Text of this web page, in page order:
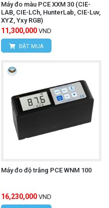
Máy đo màu PCE XXM 30 (CIE-
LAB, CIE-LCh, HunterLab, CIE-Luv,
XYZ, Yxy RGB)
11,300,000 VND
ĐẶT MUA
Máy đo độ trắng PCE WNM 100
16,230,000 VND